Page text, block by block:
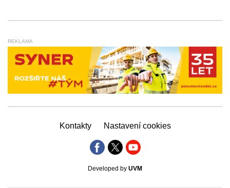
REKLAMA
Kontakty Nastavení cookies
Developed by UVM